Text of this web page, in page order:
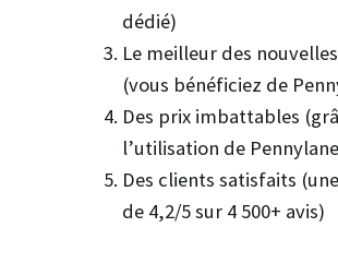
dédié)
Le meilleur des
(vous bénéficiez de
Des prix imbattables
l’utilisation de
Des clients satisfaits
de 4,2/5 sur 4 500+ avis)